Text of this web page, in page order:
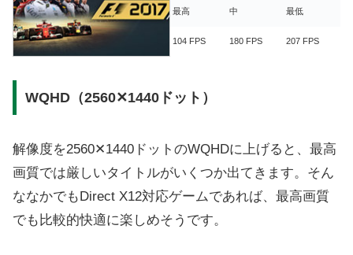
最高 中 最低
104 FPS 180 FPS 207 FPS
WQHD（2560✕1440ドット）
解像度を2560✕1440ドットのWQHDに上げると、最高
画質では厳しいタイトルがいくつか出てきます。そん
ななかでもDirect X12対応ゲームであれば、最高画質
でも比較的快適に楽しめそうです。